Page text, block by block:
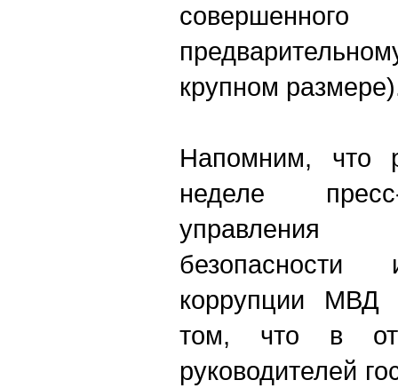
крупном
Напомним, что
неделе
управления
безопасности
коррупции МВД
том, что в
руководителей